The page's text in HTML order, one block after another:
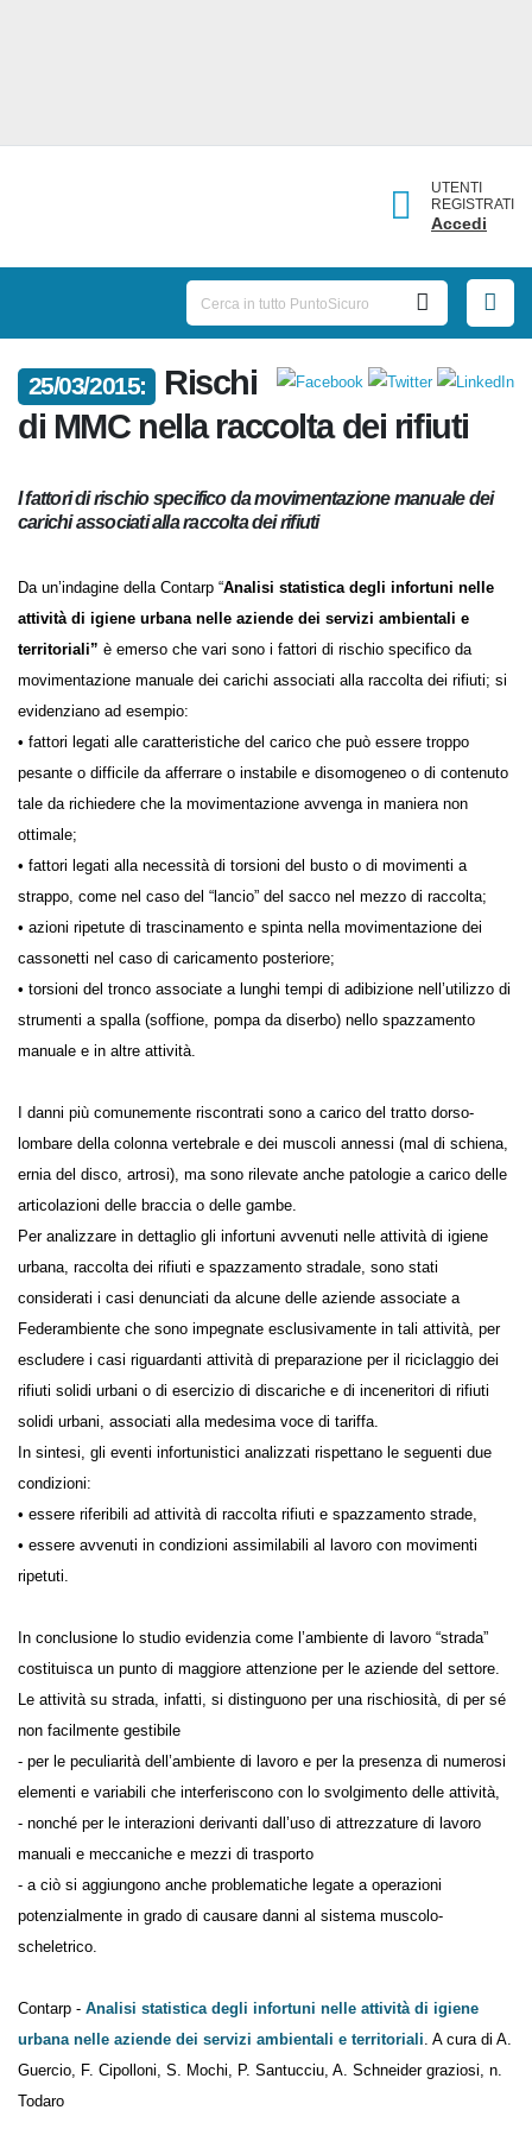
UTENTI
REGISTRATI
Accedi
25/03/2015:
Rischi
di MMC nella raccolta dei rifiuti
I fattori di rischio specifico da movimentazione manuale
dei carichi associati alla raccolta dei rifiuti
Da un’indagine della Contarp “Analisi statistica degli infortuni
nelle attività di igiene urbana nelle aziende dei servizi
ambientali e territoriali”è emerso che vari sono i fattori di rischio
specifico da movimentazione manuale dei carichi associati alla raccolta
dei rifiuti; si evidenziano ad esempio:
• fattori legati alle caratteristiche del carico che può essere troppo
pesante o difficile da afferrare o instabile e disomogeneo o di
contenuto tale da richiedere che la movimentazione avvenga in
maniera non ottimale;
• fattori legati alla necessità di torsioni del busto o di movimenti a
strappo, come nel caso del “lancio” del sacco nel mezzo di raccolta;
• azioni ripetute di trascinamento e spinta nella movimentazione dei
cassonetti nel caso di caricamento posteriore;
• torsioni del tronco associate a lunghi tempi di adibizione nell’utilizzo
di strumenti a spalla (soffione, pompa da diserbo) nello spazzamento
manuale e in altre attività.
I danni più comunemente riscontrati sono a carico del tratto dorso-
lombare della colonna vertebrale e dei muscoli annessi (mal di schiena,
ernia del disco, artrosi), ma sono rilevate anche patologie a carico delle
articolazioni delle braccia o delle gambe.
Per analizzare in dettaglio gli infortuni avvenuti nelle attività di igiene
urbana, raccolta dei rifiuti e spazzamento stradale, sono stati
considerati i casi denunciati da alcune delle aziende associate a
Federambiente che sono impegnate esclusivamente in tali attività, per
escludere i casi riguardanti attività di preparazione per il riciclaggio dei
rifiuti solidi urbani o di esercizio di discariche e di inceneritori di rifiuti
solidi urbani, associati alla medesima voce di tariffa.
In sintesi, gli eventi infortunistici analizzati rispettano le seguenti due
condizioni:
• essere riferibili ad attività di raccolta rifiuti e spazzamento strade,
• essere avvenuti in condizioni assimilabili al lavoro con movimenti
ripetuti.
In conclusione lo studio evidenzia come l’ambiente di lavoro “strada”
costituisca un punto di maggiore attenzione per le aziende del settore.
Le attività su strada, infatti, si distinguono per una rischiosità, di per sé
non facilmente gestibile
- per le peculiarità dell’ambiente di lavoro e per la presenza di
numerosi elementi e variabili che interferiscono con lo svolgimento
delle attività,
- nonché per le interazioni derivanti dall’uso di attrezzature di lavoro
manuali e meccaniche e mezzi di trasporto
- a ciò si aggiungono anche problematiche legate a operazioni
potenzialmente in grado di causare danni al sistema muscolo-
Contarp -Analisi statistica degli infortuni nelle attività di igiene
urbana nelle aziende dei servizi ambientali e territoriali. A cura
di A. Guercio, F. Cipolloni, S. Mochi, P. Santucciu, A. Schneider graziosi,